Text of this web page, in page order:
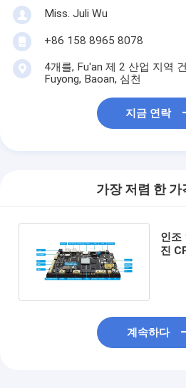
Miss. Juli Wu
+86 158 8965 8078
4개를, Fu'an 제 2 산업 지역
Fuyong, Baoan, 심천
지금 연락
가장 저렴 한 가
인조
진
계속하다